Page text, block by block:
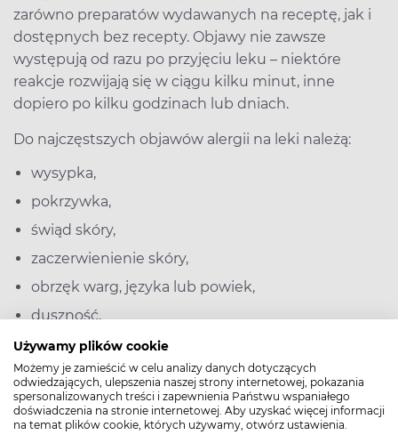
Używamy plików cookie
Możemy je zamieścić w celu analizy danych dotyczących
odwiedzających, ulepszenia naszej strony internetowej, pokazania
spersonalizowanych treści i zapewnienia Państwu wspaniałego
doświadczenia na stronie internetowej. Aby uzyskać więcej informacji
na temat plików cookie, których używamy, otwórz ustawienia.
zarówno preparatów wydawanych na receptę, jak i
dostępnych bez recepty. Objawy nie zawsze
występują od razu po przyjęciu leku – niektóre
reakcje rozwijają się w ciągu kilku minut, inne
dopiero po kilku godzinach lub dniach.
Do najczęstszych objawów alergii na leki należą:
wysypka,
pokrzywka,
świąd skóry,
zaczerwienienie skóry,
obrzęk warg, języka lub powiek,
duszność,
świszczący oddech,
łzawienie oczu i katar.
Ryzyko reakcji alergicznej mogą wywoływać różne